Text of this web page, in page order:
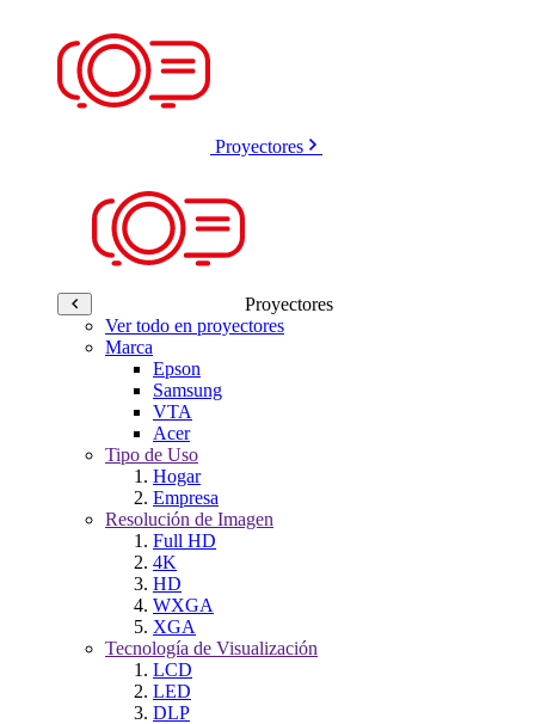
Proyectores
Proyectores
Ver todo en proyectores
Marca
Epson
Samsung
VTA
Acer
Tipo de Uso
Hogar
Empresa
Resolución de Imagen
Full HD
4K
HD
WXGA
XGA
Tecnología de Visualización
LCD
LED
DLP